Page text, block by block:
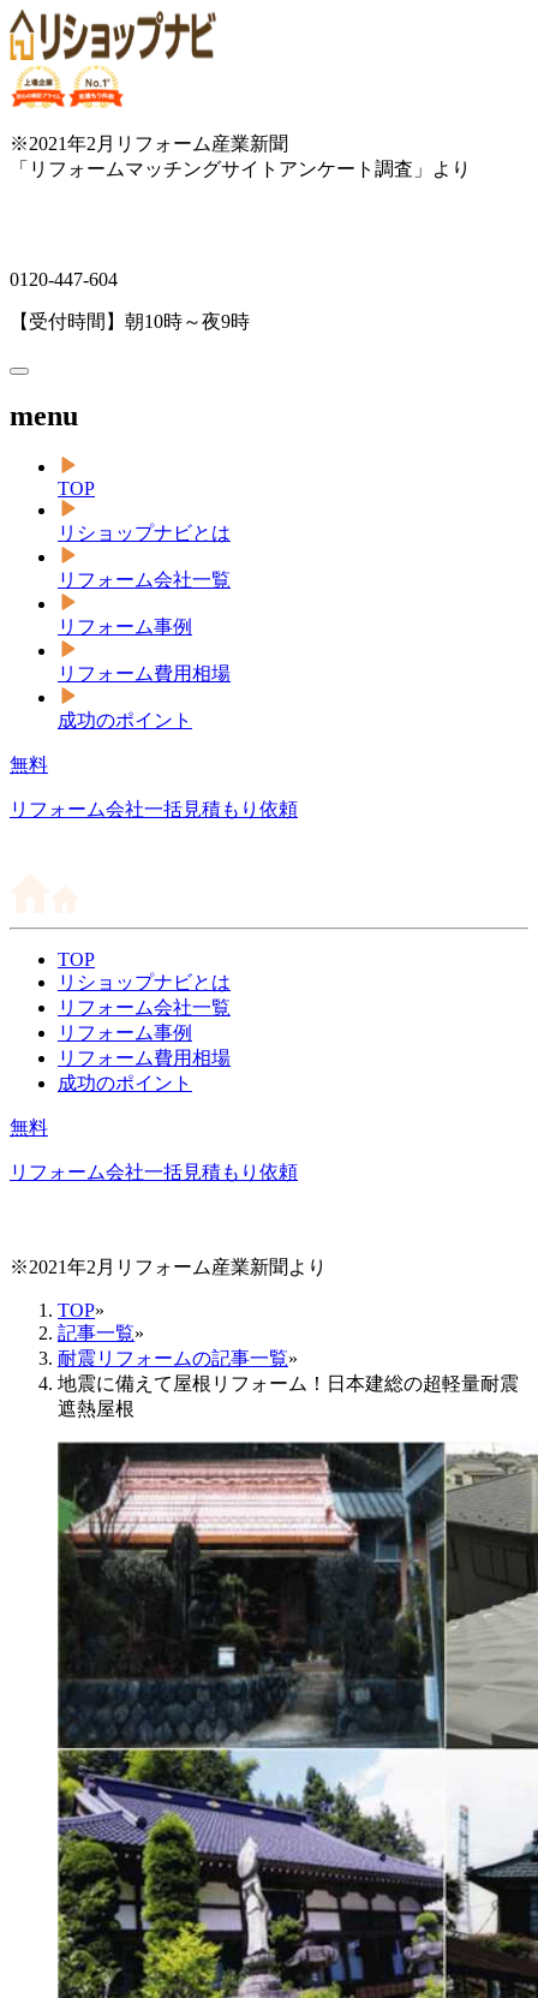
※2021年2月リフォーム産業新聞
「リフォームマッチングサイトアンケート調査」より
0120-447-604
【受付時間】朝10時～夜9時
menu
TOP
リショップナビとは
リフォーム会社一覧
リフォーム事例
リフォーム費用相場
成功のポイント
無料
リフォーム会社一括見積もり依頼
TOP
リショップナビとは
リフォーム会社一覧
リフォーム事例
リフォーム費用相場
成功のポイント
無料
リフォーム会社一括見積もり依頼
※2021年2月リフォーム産業新聞より
TOP»
記事一覧»
耐震リフォームの記事一覧»
地震に備えて屋根リフォーム！日本建総の超軽量耐震
遮熱屋根